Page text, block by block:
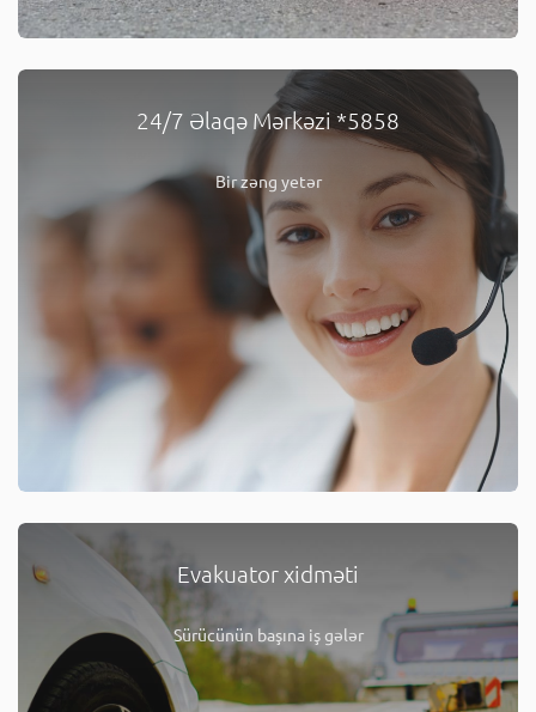
24/7 Əlaqə Mərkəzi *5858
Bir zəng yetər
Evakuator xidməti
Sürücünün başına iş gələr